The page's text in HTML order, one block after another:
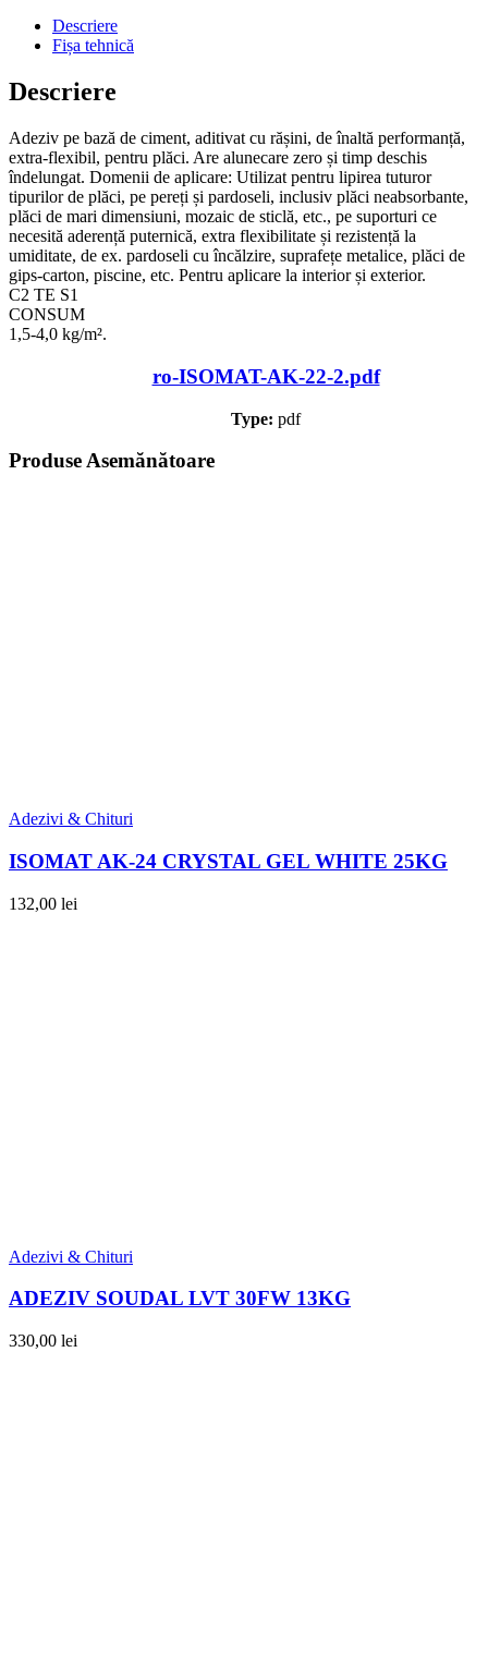
Descriere
Fișa tehnică
Descriere
Adeziv pe bază de ciment, aditivat cu rășini, de înaltă performanță,
extra-flexibil, pentru plăci. Are alunecare zero și timp deschis
îndelungat. Domenii de aplicare: Utilizat pentru lipirea tuturor
tipurilor de plăci, pe pereți și pardoseli, inclusiv plăci neabsorbante,
plăci de mari dimensiuni, mozaic de sticlă, etc., pe suporturi ce
necesită aderență puternică, extra flexibilitate și rezistență la
umiditate, de ex. pardoseli cu încălzire, suprafețe metalice, plăci de
gips-carton, piscine, etc. Pentru aplicare la interior și exterior.
C2 TE S1
CONSUM
1,5-4,0 kg/m².
ro-ISOMAT-AK-22-2.pdf
Type: pdf
Produse Asemănătoare
Adezivi & Chituri
ISOMAT AK-24 CRYSTAL GEL WHITE 25KG
132,00 lei
Adezivi & Chituri
ADEZIV SOUDAL LVT 30FW 13KG
330,00 lei